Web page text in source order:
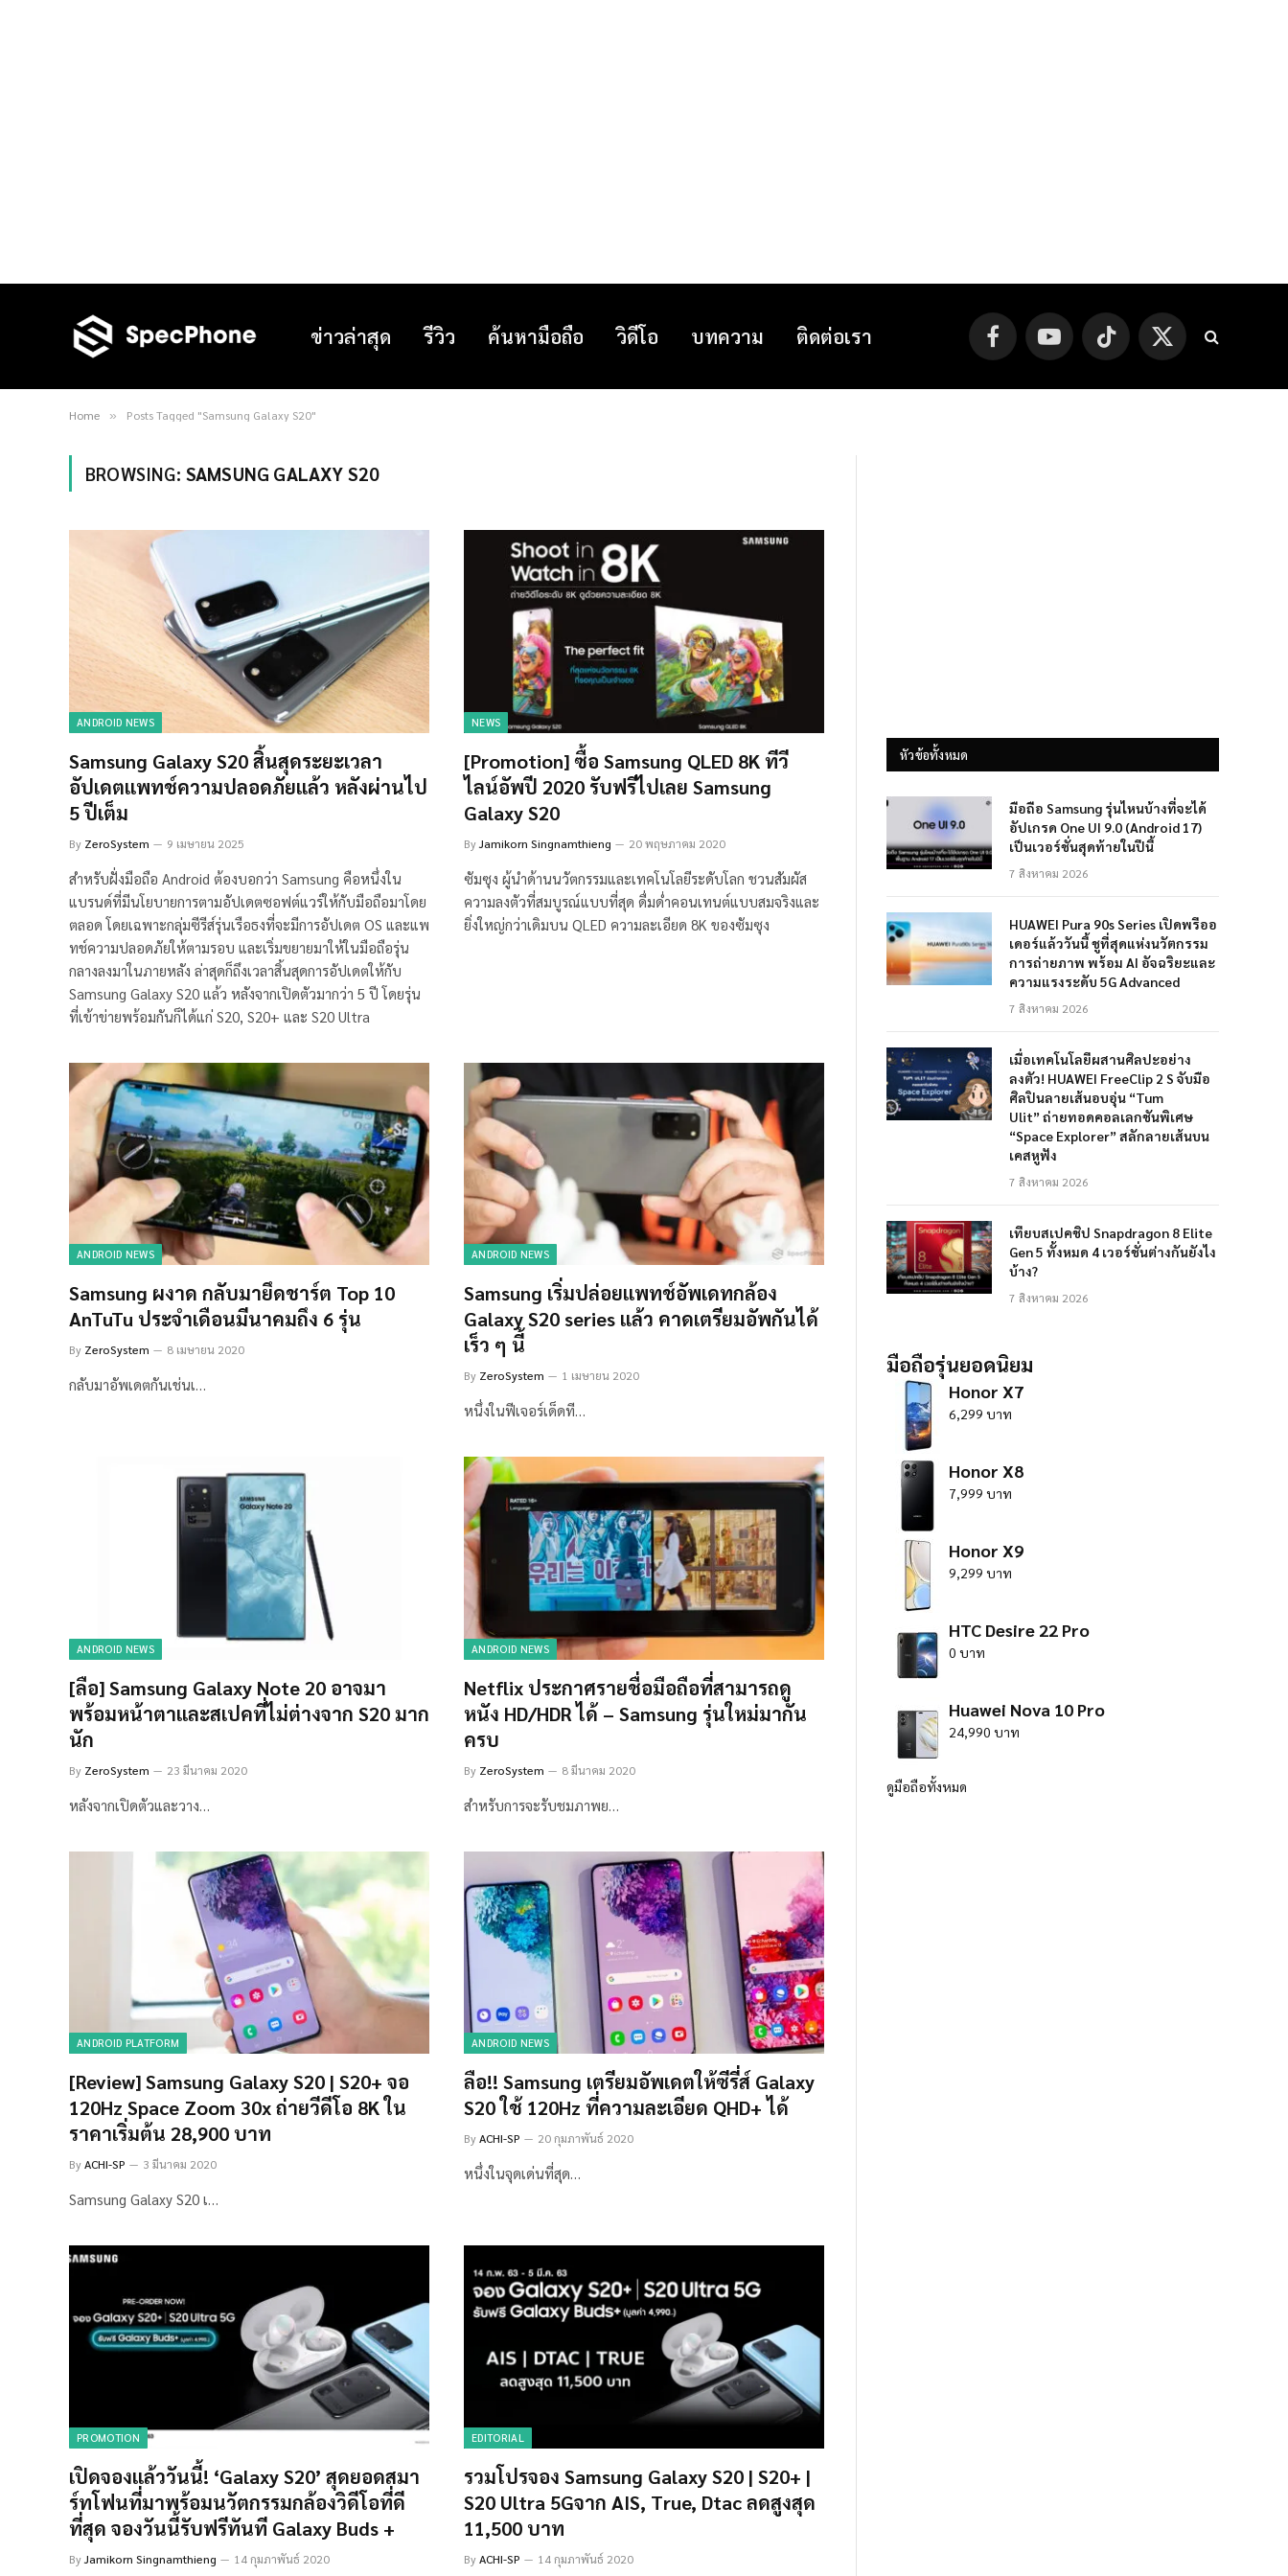
ข่าวล่าสุด รีวิว ค้นหามือถือ วิดีโอ บทความ ติดต่อเรา FacebookYouTube TikTok
X
(Twitter)
Home » Posts Tagged "Samsung Galaxy S20"
BROWSING: SAMSUNG GALAXY S20
ANDROID NEWS
Samsung Galaxy S20 สิ้นสุดระยะเวลา
อัปเดตแพทช์ความปลอดภัยแล้ว หลังผ่านไป
5 ปีเต็ม
By ZeroSystem 9 เมษายน 2025
สำหรับฝั่งมือถือ Android ต้องบอกว่า Samsung คือหนึ่งใน
แบรนด์ที่มีนโยบายการตามอัปเดตซอฟต์แวร์ให้กับมือถือมาโดย
ตลอด โดยเฉพาะกลุ่มซีรีส์รุ่นเรือธงที่จะมีการอัปเดต OS และแพ
ทช์ความปลอดภัยให้ตามรอบ และเริ่มขยายมาให้ในมือถือรุ่น
กลางลงมาในภายหลัง ล่าสุดก็ถึงเวลาสิ้นสุดการอัปเดตให้กับ
Samsung Galaxy S20 แล้ว หลังจากเปิดตัวมากว่า 5 ปี โดยรุ่น
ที่เข้าข่ายพร้อมกันก็ได้แก่ S20, S20+ และ S20 Ultra
NEWS
[Promotion] ซื้อ Samsung QLED 8K ทีวี
ไลน์อัพปี 2020 รับฟรีไปเลย Samsung
Galaxy S20
ByJamikorn Singnamthieng 20 พฤษภาคม 2020
ซัมซุง ผู้นำด้านนวัตกรรมและเทคโนโลยีระดับโลก ชวนสัมผัส
ความลงตัวที่สมบูรณ์แบบที่สุด ดื่มด่ำคอนเทนต์แบบสมจริงและ
ยิ่งใหญ่กว่าเดิมบน QLED ความละเอียด 8K ของซัมซุง
ANDROID NEWS
Samsung ผงาด กลับมายึดชาร์ต Top 10
AnTuTu ประจำเดือนมีนาคมถึง 6 รุ่น
By ZeroSystem 8 เมษายน 2020
กลับมาอัพเดตกันเช่นเ…
ANDROID NEWS
Samsung เริ่มปล่อยแพทช์อัพเดทกล้อง
Galaxy S20 series แล้ว คาดเตรียมอัพกันได้
เร็ว ๆ นี้
By ZeroSystem 1 เมษายน 2020
หนึ่งในฟีเจอร์เด็ดที…
ANDROID NEWS
[ลือ] Samsung Galaxy Note 20 อาจมา
พร้อมหน้าตาและสเปคที่ไม่ต่างจาก S20 มาก
นัก
By ZeroSystem 23 มีนาคม 2020
หลังจากเปิดตัวและวาง…
ANDROID NEWS
Netflix ประกาศรายชื่อมือถือที่สามารถดู
หนัง HD/HDR ได้ – Samsung รุ่นใหม่มากัน
ครบ
By ZeroSystem 8 มีนาคม 2020
สำหรับการจะรับชมภาพย…
ANDROID PLATFORM
[Review] Samsung Galaxy S20 | S20+ จอ
120Hz Space Zoom 30x ถ่ายวีดีโอ 8K ใน
ราคาเริ่มต้น 28,900 บาท
ByACHI-SP 3 มีนาคม 2020
Samsung Galaxy S20 เ…
ANDROID NEWS
ลือ!! Samsung เตรียมอัพเดตให้ซีรี่ส์ Galaxy
S20 ใช้ 120Hz ที่ความละเอียด QHD+ ได้
ByACHI-SP 20 กุมภาพันธ์ 2020
หนึ่งในจุดเด่นที่สุด…
PROMOTION
เปิดจองแล้ววันนี้! ‘Galaxy S20’ สุดยอดสมา
ร์ทโฟนที่มาพร้อมนวัตกรรมกล้องวิดีโอที่ดี
ที่สุด จองวันนี้รับฟรีทันที Galaxy Buds +
ByJamikorn Singnamthieng 14 กุมภาพันธ์ 2020
EDITORIAL
รวมโปรจอง Samsung Galaxy S20 | S20+ |
S20 Ultra 5Gจาก AIS, True, Dtac ลดสูงสุด
11,500 บาท
ByACHI-SP 14 กุมภาพันธ์ 2020
หัวข้อทั้งหมด
มือถือ Samsung รุ่นไหนบ้างที่จะได้
อัปเกรด One UI 9.0 (Android 17)
เป็นเวอร์ชั่นสุดท้ายในปีนี้
7 สิงหาคม 2026
HUAWEI Pura 90s Series เปิดพรีออ
เดอร์แล้ววันนี้ ชูที่สุดแห่งนวัตกรรม
การถ่ายภาพ พร้อม AI อัจฉริยะและ
ความแรงระดับ 5G Advanced
7 สิงหาคม 2026
เมื่อเทคโนโลยีผสานศิลปะอย่าง
ลงตัว! HUAWEI FreeClip 2 S จับมือ
ศิลปินลายเส้นอบอุ่น “Tum
Ulit” ถ่ายทอดคอลเลกชันพิเศษ
“Space Explorer” สลักลายเส้นบน
เคสหูฟัง
7 สิงหาคม 2026
เทียบสเปคชิป Snapdragon 8 Elite
Gen 5 ทั้งหมด 4 เวอร์ชั่นต่างกันยังไง
บ้าง?
7 สิงหาคม 2026
มือถือรุ่นยอดนิยม
Honor X7
6,299 บาท
Honor X8
7,999 บาท
Honor X9
9,299 บาท
HTC Desire 22 Pro
0 บาท
Huawei Nova 10 Pro
24,990 บาท
ดูมือถือทั้งหมด